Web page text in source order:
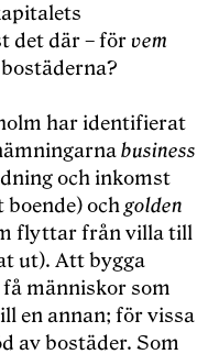
det där – för vem
har identifierat
business
och inkomst
boende) ochgolden
flyttar från villa till
ut). Att bygga
människor som
en annan; för vissa
av bostäder. Som